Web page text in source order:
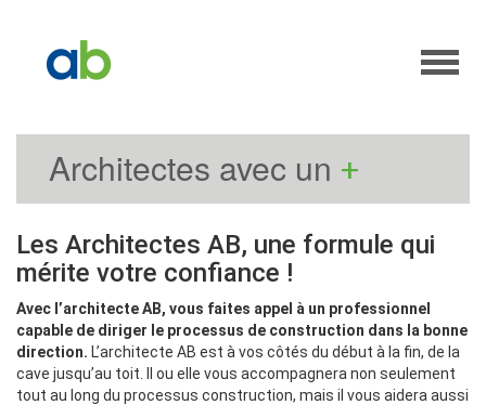
Architectes avec un +
Les Architectes AB, une formule qui
mérite votre confiance !
Avec l’architecte AB, vous faites appel à un professionnel
capable de diriger le processus de construction dans la bonne
direction. L’architecte AB est à vos côtés du début à la fin, de la
cave jusqu’au toit. Il ou elle vous accompagnera non seulement
tout au long du processus construction, mais il vous aidera aussi